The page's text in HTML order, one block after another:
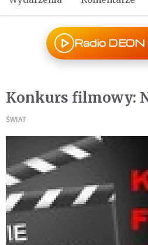
Radio
Konkurs filmowy:
ŚWIAT